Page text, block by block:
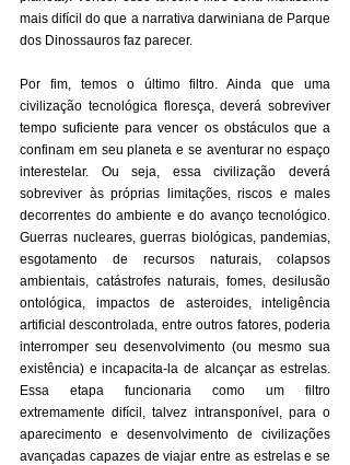
mais difícil do que a narrativa darwiniana de Parque
dos Dinossauros faz parecer.
Por fim, temos o último filtro. Ainda que uma
civilização tecnológica floresça, deverá sobreviver
tempo suficiente para vencer os obstáculos que a
confinam em seu planeta e se aventurar no espaço
interestelar. Ou seja, essa civilização deverá
sobreviver às próprias limitações, riscos e males
decorrentes do ambiente e do avanço tecnológico.
Guerras nucleares, guerras biológicas, pandemias,
esgotamento de recursos naturais, colapsos
ambientais, catástrofes naturais, fomes, desilusão
ontológica, impactos de asteroides, inteligência
artificial descontrolada, entre outros fatores, poderia
interromper seu desenvolvimento (ou mesmo sua
existência) e incapacita-la de alcançar as estrelas.
Essa etapa funcionaria como um filtro
extremamente difícil, talvez intransponível, para o
aparecimento e desenvolvimento de civilizações
avançadas capazes de viajar entre as estrelas e se